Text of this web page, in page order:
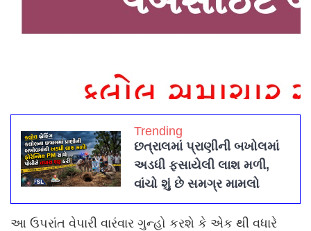
Trending
છત્રાલમાં પ્રાણીની બખોલમાં
અડધી ફસાયેલી લાશ મળી,
વાંચો શું છે સમગ્ર મામલો
આ ઉપરાંત વેપારી વારંવાર ગુન્હો કરશે કે એક થી વધારે